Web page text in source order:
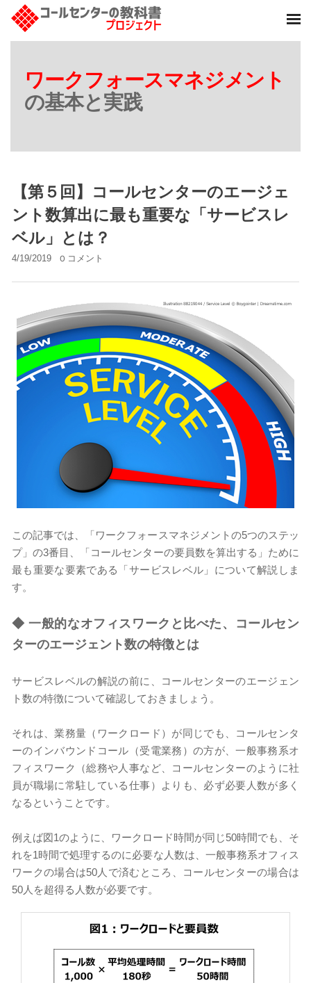
ワークフォースマネジメント
の基本と実践
【第５回】コールセンターのエージェ
ント数算出に最も重要な「サービスレ
ベル」とは？
4/19/2019 0 コメント
この記事では、「ワークフォースマネジメントの5つのステッ
プ」の3番目、「コールセンターの要員数を算出する」ために
最も重要な要素である「サービスレベル」について解説しま
す。
◆一般的なオフィスワークと比べた、コールセン
ターのエージェント数の特徴とは
サービスレベルの解説の前に、コールセンターのエージェン
ト数の特徴について確認しておきましょう。
それは、業務量（ワークロード）が同じでも、コールセンタ
ーのインバウンドコール（受電業務）の方が、一般事務系オ
フィスワーク（総務や人事など、コールセンターのように社
員が職場に常駐している仕事）よりも、必ず必要人数が多く
なるということです。
例えば図1のように、ワークロード時間が同じ50時間でも、そ
れを1時間で処理するのに必要な人数は、一般事務系オフィス
ワークの場合は50人で済むところ、コールセンターの場合は
50人を超得る人数が必要です。